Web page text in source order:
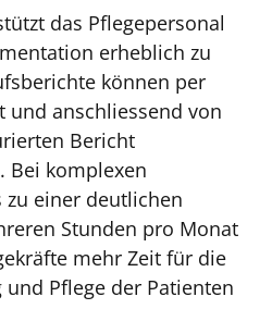
das Pflegepersonal
erheblich zu
können per
und anschliessend von
Bericht
Bei komplexen
zu einer deutlichen
Stunden pro Monat
mehr Zeit für die
Pflege der Patienten